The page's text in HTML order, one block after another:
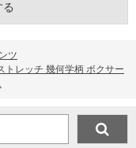
ツ
トレッチ 幾何学柄 ボクサー